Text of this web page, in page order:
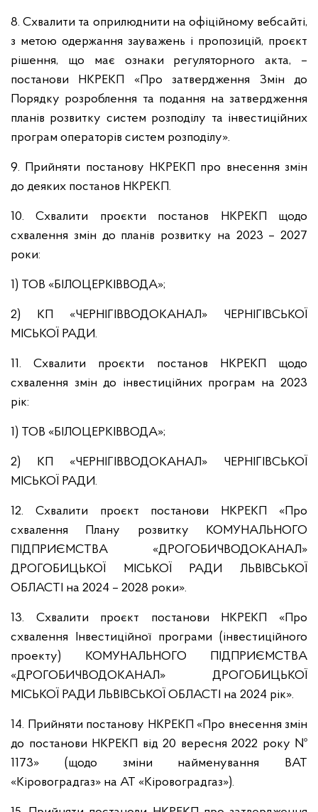
8. Схвалити та оприлюднити на офіційному вебсайті,
з метою одержання зауважень і пропозицій, проєкт
рішення, що має ознаки регуляторного акта, –
постанови НКРЕКП «Про затвердження Змін до
Порядку розроблення та подання на затвердження
планів розвитку систем розподілу та інвестиційних
програм операторів систем розподілу».
9. Прийняти постанову НКРЕКП про внесення змін
до деяких постанов НКРЕКП.
10. Схвалити проєкти постанов НКРЕКП щодо
схвалення змін до планів розвитку на 2023 – 2027
роки:
1) ТОВ «БІЛОЦЕРКІВВОДА»;
2) КП «ЧЕРНІГІВВОДОКАНАЛ» ЧЕРНІГІВСЬКОЇ
МІСЬКОЇ РАДИ.
11. Схвалити проєкти постанов НКРЕКП щодо
схвалення змін до інвестиційних програм на 2023
рік:
1) ТОВ «БІЛОЦЕРКІВВОДА»;
2) КП «ЧЕРНІГІВВОДОКАНАЛ» ЧЕРНІГІВСЬКОЇ
МІСЬКОЇ РАДИ.
12. Схвалити проєкт постанови НКРЕКП «Про
схвалення Плану розвитку КОМУНАЛЬНОГО
ПІДПРИЄМСТВА «ДРОГОБИЧВОДОКАНАЛ»
ДРОГОБИЦЬКОЇ МІСЬКОЇ РАДИ ЛЬВІВСЬКОЇ
ОБЛАСТІ на 2024 – 2028 роки».
13. Схвалити проєкт постанови НКРЕКП «Про
схвалення Інвестиційної програми (інвестиційного
проекту) КОМУНАЛЬНОГО ПІДПРИЄМСТВА
«ДРОГОБИЧВОДОКАНАЛ» ДРОГОБИЦЬКОЇ
МІСЬКОЇ РАДИ ЛЬВІВСЬКОЇ ОБЛАСТІ на 2024 рік».
14. Прийняти постанову НКРЕКП «Про внесення змін
до постанови НКРЕКП від 20 вересня 2022 року №
1173» (щодо зміни найменування ВАТ
«Кіровоградгаз» на АТ «Кіровоградгаз»).